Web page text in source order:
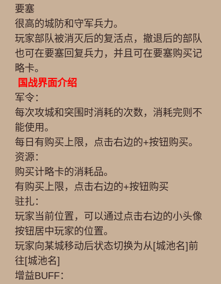
要塞
很高的城防和守军兵力。
玩家部队被消灭后的复活点，撤退后的部队
也可在要塞回复兵力，并且可在要塞购买记
略卡。
国战界面介绍
军令：
每次攻城和突围时消耗的次数，消耗完则不
能使用。
每日有购买上限，点击右边的+按钮购买。
资源：
购买计略卡的消耗品。
有购买上限，点击右边的+按钮购买
驻扎：
玩家当前位置，可以通过点击右边的小头像
按钮居中玩家的位置。
玩家向某城移动后状态切换为从[城池名]前
往[城池名]
增益BUFF：